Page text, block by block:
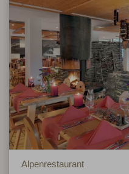
Alpenrestaurant